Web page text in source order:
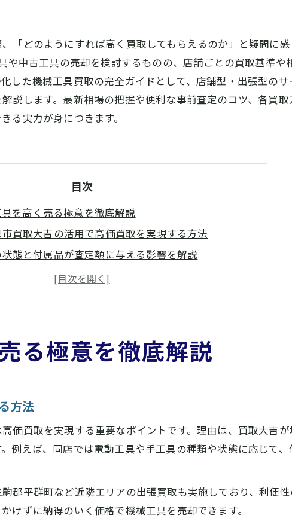
「どのようにすれば高く買取してもらえるのか」と疑問に
や中古工具の売却を検討するものの、店舗ごとの買取基準や
した機械工具買取の完全ガイドとして、店舗型・出張型の
説します。最新相場の把握や便利な事前査定のコツ、各買
る実力が身につきます。
目次
を高く売る極意を徹底解説
買取大吉の活用で高価買取を実現する方法
態と付属品が査定額に与える影響を解説
見積もり比較し奈良県橿原市買取大吉を選ぶコツ
オフや奈良県橿原市買取大吉を比較する重要性
奈良県橿原市で賢く現金化する方法
買取大吉で不要工具を即現金化するステップ
業時間や奈良県橿原市買取大吉の対応時間を確認
市買取大吉の無料査定で手間なく現金化を実現
見積もり活用で奈良県橿原市買取大吉を選ぶメリット
なら平群町での査定ポイントも押さえよう
市買取大吉が教える平群町での査定アップ術
工具の高価買取を狙う際の事前準備とは
る極意を徹底解説
方法
価買取を実現する重要なポイントです。理由は、買取大吉
例えば、同店では電動工具や手工具の種類や状態に応じて
郡平群町など近隣エリアの出張買取も実施しており、利便
けずに納得のいく価格で機械工具を売却できます。